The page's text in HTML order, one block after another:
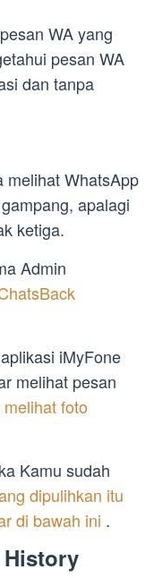
WA yang
pesan WA
dan tanpa
melihat WhatsApp
apalagi
ketiga.
Admin
iMyFone
melihat pesan
foto
Kamu sudah
dipulihkan itu
di bawah ini .